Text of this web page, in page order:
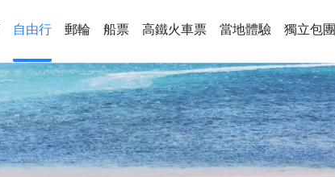
自由行 郵輪 船票 高鐵火車票 當地體驗 獨立包團